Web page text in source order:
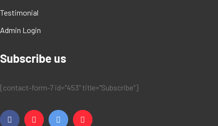
Testimonial
Admin Login
Subscribe us
[contact-form-7 id="453" title="Subscribe"]